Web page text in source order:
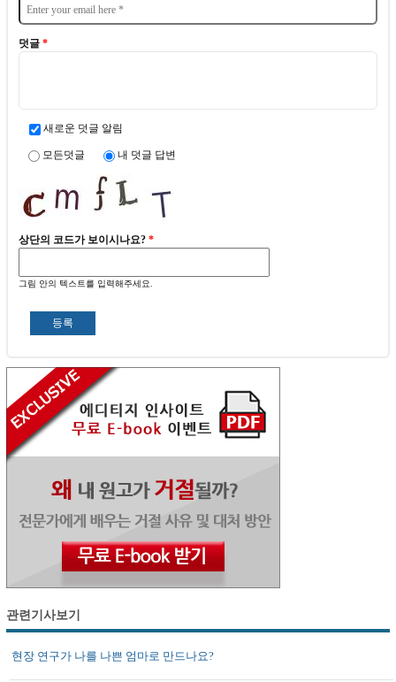
덧글 *
새로운 덧글 알림
모든덧글 내 덧글 답변
상단의 코드가 보이시나요? *
그림 안의 텍스트를 입력해주세요.
관련기사보기
현장 연구가 나를 나쁜 엄마로 만드나요?